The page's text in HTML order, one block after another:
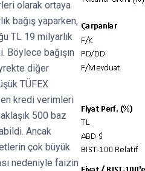
olarak ortaya
bağış yaparken,
TL 19 milyarlık
bağışın
diğer
TÜFEX
kredi verimleri
500 baz
Ancak
çok büyük
nedeniyle faizin